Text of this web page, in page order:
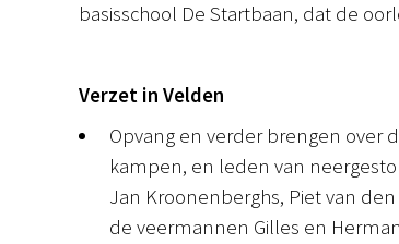
basisschool De Startbaan, dat de
Verzet in Velden
Opvang en verder brengen over
kampen, en leden van
Jan Kroonenberghs, Piet van
de veermannen Gilles en